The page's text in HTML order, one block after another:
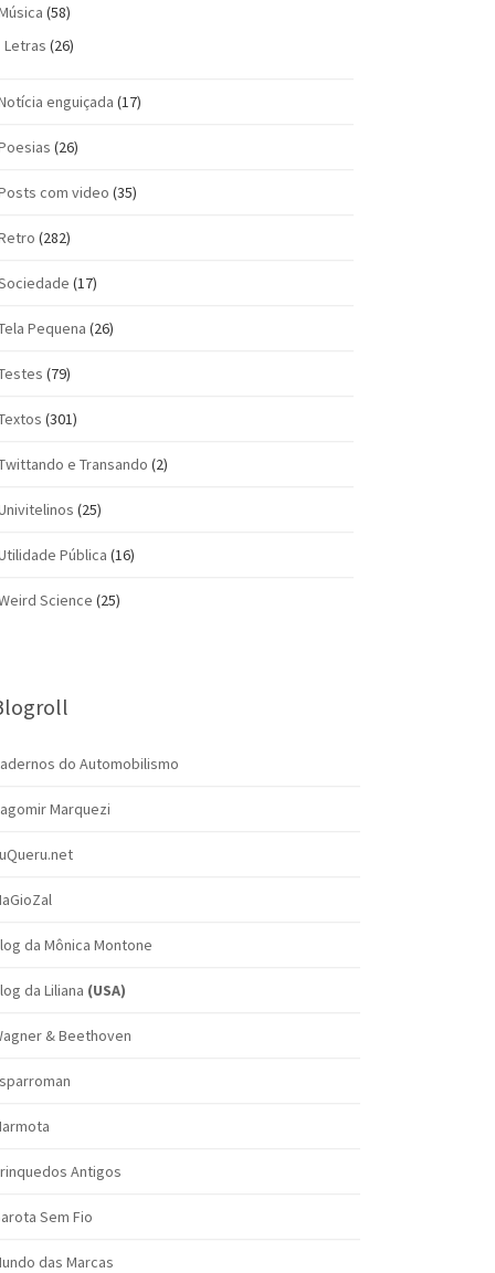
(58)
Letras (26)
enguiçada (17)
(26)
com vi­deo (35)
(282)
(17)
Pequena (26)
(79)
(301)
e Transando (2)
(25)
Pública (16)
Science (25)
do Automobilismo
Marquezi
da Mônica Montone
da Liliana (USA)
& Beethoven
Antigos
Sem Fio
das Marcas